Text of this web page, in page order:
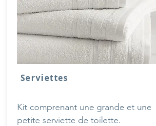
Serviettes
Kit comprenant une grande et une
petite serviette de toilette.